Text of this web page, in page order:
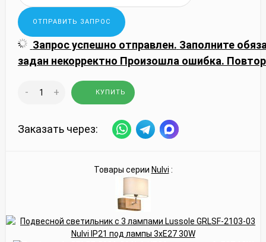
Запрос успешно отправлен. Заполните
задан некорректно Произошла ошибка.
- + КУПИТЬ
Заказать через:
Товары серии Nulvi :